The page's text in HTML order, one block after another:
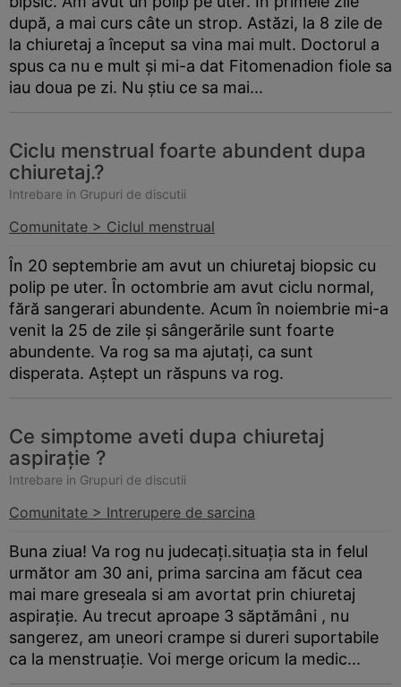
după, a mai curs câte un strop. Astăzi, la 8 zile de
la chiuretaj a început sa vina mai mult. Doctorul a
spus ca nu e mult și mi-a dat Fitomenadion fiole sa
iau doua pe zi. Nu știu ce sa mai...
Ciclu menstrual foarte abundent dupa
chiuretaj.?
Intrebare in Grupuri de discutii
Comunitate > Ciclul menstrual
În 20 septembrie am avut un chiuretaj biopsic cu
polip pe uter. În octombrie am avut ciclu normal,
fără sangerari abundente. Acum în noiembrie mi-a
venit la 25 de zile și sângerările sunt foarte
abundente. Va rog sa ma ajutați, ca sunt
disperata. Aștept un răspuns va rog.
Ce simptome aveti dupa chiuretaj
aspirație ?
Intrebare in Grupuri de discutii
Comunitate > Intrerupere de sarcina
Buna ziua! Va rog nu judecați.situația sta in felul
următor am 30 ani, prima sarcina am făcut cea
mai mare greseala si am avortat prin chiuretaj
aspirație. Au trecut aproape 3 săptămâni , nu
sangerez, am uneori crampe si dureri suportabile
ca la menstruație. Voi merge oricum la medic...